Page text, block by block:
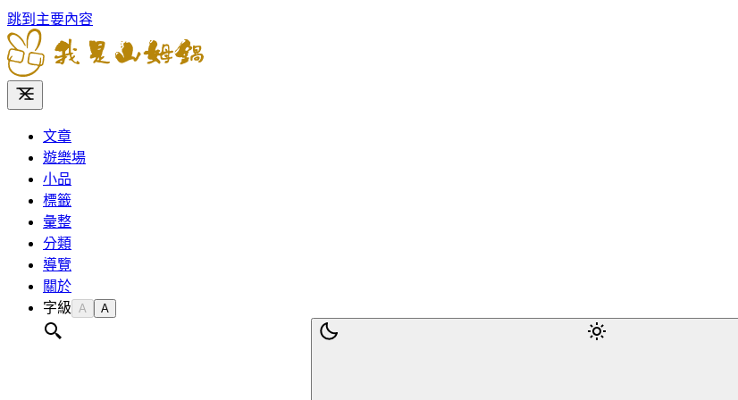
跳到主要內容
文章
遊樂場
小品
標籤
彙整
分類
導覽
關於
字級 A A